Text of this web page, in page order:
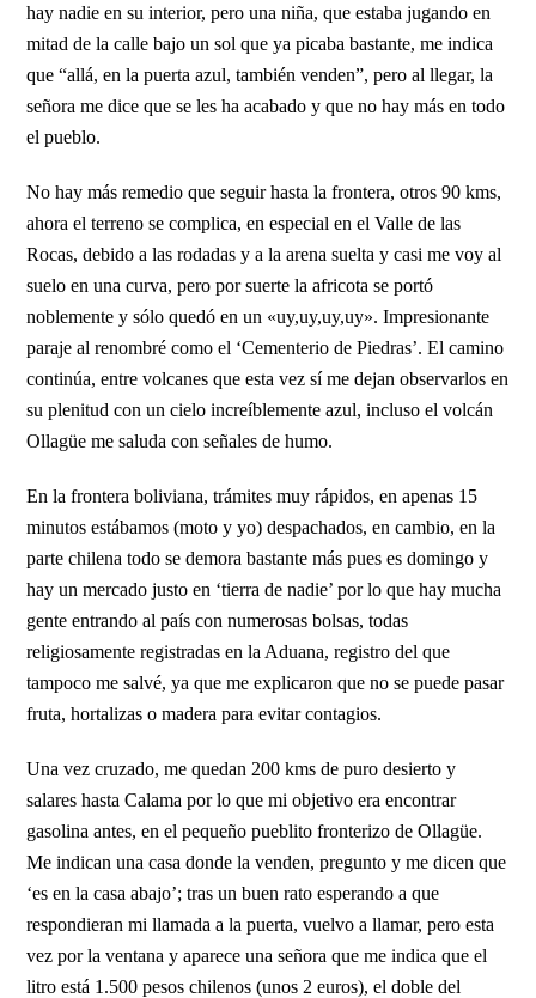
hay nadie en su interior, pero una niña, que estaba jugando en
mitad de la calle bajo un sol que ya picaba bastante, me indica
que “allá, en la puerta azul, también venden”, pero al llegar, la
señora me dice que se les ha acabado y que no hay más en todo
el pueblo.
No hay más remedio que seguir hasta la frontera, otros 90 kms,
ahora el terreno se complica, en especial en el Valle de las
Rocas, debido a las rodadas y a la arena suelta y casi me voy al
suelo en una curva, pero por suerte la africota se portó
noblemente y sólo quedó en un «uy,uy,uy,uy». Impresionante
paraje al renombré como el ‘Cementerio de Piedras’. El camino
continúa, entre volcanes que esta vez sí me dejan observarlos en
su plenitud con un cielo increíblemente azul, incluso el volcán
Ollagüe me saluda con señales de humo.
En la frontera boliviana, trámites muy rápidos, en apenas 15
minutos estábamos (moto y yo) despachados, en cambio, en la
parte chilena todo se demora bastante más pues es domingo y
hay un mercado justo en ‘tierra de nadie’ por lo que hay mucha
gente entrando al país con numerosas bolsas, todas
religiosamente registradas en la Aduana, registro del que
tampoco me salvé, ya que me explicaron que no se puede pasar
fruta, hortalizas o madera para evitar contagios.
Una vez cruzado, me quedan 200 kms de puro desierto y
salares hasta Calama por lo que mi objetivo era encontrar
gasolina antes, en el pequeño pueblito fronterizo de Ollagüe.
Me indican una casa donde la venden, pregunto y me dicen que
‘es en la casa abajo’; tras un buen rato esperando a que
respondieran mi llamada a la puerta, vuelvo a llamar, pero esta
vez por la ventana y aparece una señora que me indica que el
litro está 1.500 pesos chilenos (unos 2 euros), el doble del